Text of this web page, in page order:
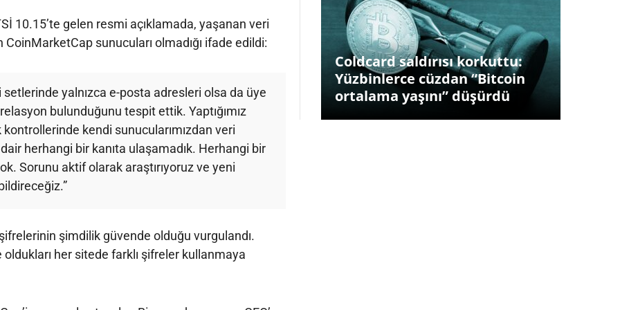
10.15’te gelen resmi açıklamada, yaşanan veri
CoinMarketCap sunucuları olmadığı ifade edildi:
setlerinde yalnızca e-posta adresleri olsa da üye
bulunduğunu tespit ettik. Yaptığımız
kendi sunucularımızdan veri
dair herhangi bir kanıta ulaşamadık. Herhangi bir
Sorunu aktif olarak araştırıyoruz ve yeni
şimdilik güvende olduğu vurgulandı.
oldukları her sitede farklı şifreler kullanmaya
Coldcard saldırısı korkuttu:
Yüzbinlerce cüzdan “Bitcoin
ortalama yaşını” düşürdü